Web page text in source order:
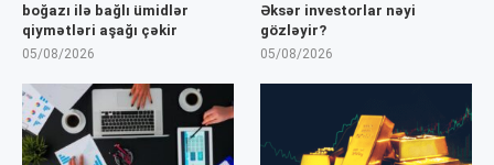
boğazı ilə bağlı ümidlər
qiymətləri aşağı çəkir
05/08/2026
Əksər investorlar nəyi
gözləyir?
05/08/2026